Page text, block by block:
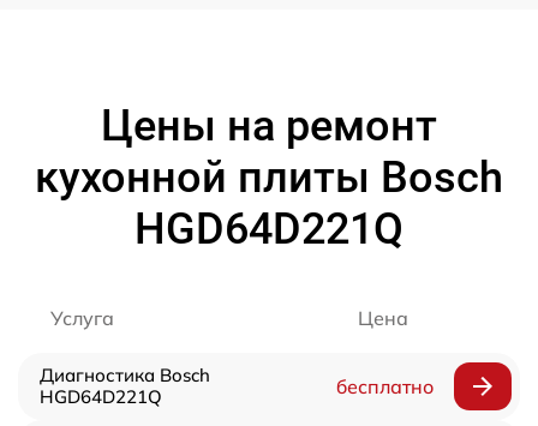
Цены на ремонт
кухонной плиты Bosch
HGD64D221Q
Услуга Цена
Диагностика Bosch
HGD64D221Q
бесплатно